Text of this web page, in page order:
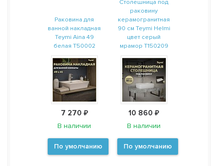
Раковина для
ванной накладная
Teymi Aina 49
белая T50002
7 270 ₽
В наличии
По умолчанию
Столешница под
раковину
керамогранитная
90 см Teymi Helmi
цвет серый
мрамор T150209
10 860 ₽
В наличии
По умолчанию